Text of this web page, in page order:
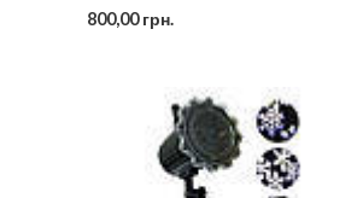
800,00грн.